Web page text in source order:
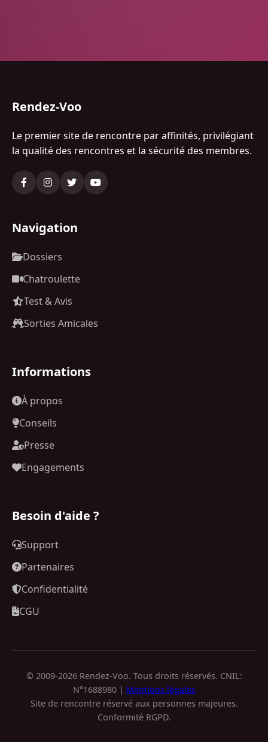
Rendez-Voo
Le premier site de rencontre par affinités, privilégiant
la qualité des rencontres et la sécurité des membres.
Navigation
Dossiers
Chatroulette
Test & Avis
Sorties Amicales
Informations
À propos
Conseils
Presse
Engagements
Besoin d'aide ?
Support
Partenaires
Confidentialité
CGU
© 2009-2026 Rendez-Voo. Tous droits réservés. CNIL:
N°1688980 | Mentions légales
Site de rencontre réservé aux personnes majeures.
Conformité RGPD.